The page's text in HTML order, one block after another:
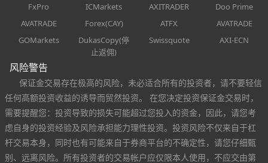
FxPro
ICMarkets AXITRADER
Doo Prime
AVATRADE
Forex(CAY) ATFX
AVATRADE
GOMarkets
DukasCopy(停
止返佣)
Swissquote AXI-ECN
风险警告
保证金交易存在极高的风险，未必适合所有的投资者，请不要轻信
任何高额投资收益的诱导而贸然投资。 在您决定投资保证金交易时，
需要提醒您：投资导致的损失可能超过您投入的资金，因此，请您考
虑自身的投资经验及风险承担能力理性投资。投资风险不仅来自于杠
杆交易本身，同时也有可能来自于券商平台的不确定性，请您仔细甄
别、远离风险。所有投资者的交易帐户应仅限本人使用，不应交由第